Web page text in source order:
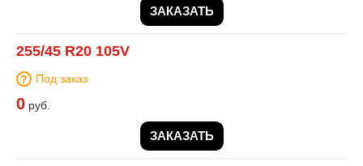
ЗАКАЗАТЬ
255/45 R20 105V
Под заказ
0 руб.
ЗАКАЗАТЬ